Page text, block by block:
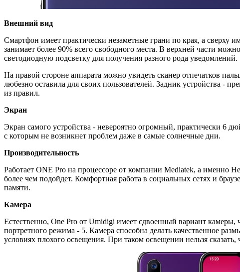
Внешний вид
Смартфон имеет практически незаметные грани по края, а сверху
занимает более 90% всего свободного места. В верхней части
светодиодную подсветку для получения разного рода уведомлений.
На правой стороне аппарата можно увидеть сканер отпечатков
любезно оставила для своих пользователей. Задник устройства -
из правил.
Экран
Экран самого устройства - невероятно огромный, практически 6
с которым не возникнет проблем даже в самые солнечные дни.
Производительность
Работает ONE Pro на процессоре от компании Mediatek, а именно
более чем подойдет. Комфортная работа в социальных сетях и
памяти.
Камера
Естественно, One Pro от Umidigi имеет сдвоенный вариант
портретного режима - 5. Камера способна делать качественное
условиях плохого освещения. При таком освещении нельзя